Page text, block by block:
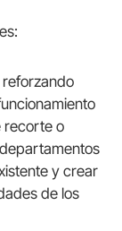
recorte o
y crear
de los